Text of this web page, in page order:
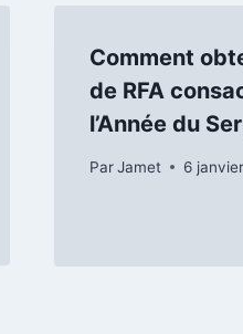
Comment
de RFA
l’Année du
Par Jamet 6